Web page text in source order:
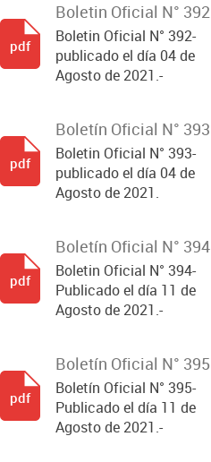
Boletin Oficial N° 392
Boletin Oficial N° 392-
publicado el día 04 de
Agosto de 2021.-
pdf
Boletín Oficial N° 393
Boletin Oficial N° 393-
publicado el día 04 de
Agosto de 2021.
pdf
Boletín Oficial N° 394
Boletin Oficial N° 394-
Publicado el día 11 de
Agosto de 2021.-
pdf
Boletín Oficial N° 395
Boletín Oficial N° 395-
Publicado el día 11 de
Agosto de 2021.-
pdf